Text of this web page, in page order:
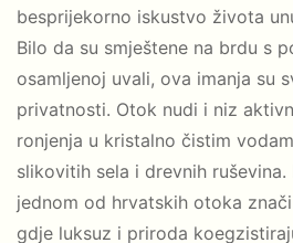
besprijekorno iskustvo života
Bilo da su smještene na brdu s
osamljenoj uvali, ova imanja su
privatnosti. Otok nudi i niz
ronjenja u kristalno čistim
slikovitih sela i drevnih ruševina.
jednom od hrvatskih otoka
gdje luksuz i priroda